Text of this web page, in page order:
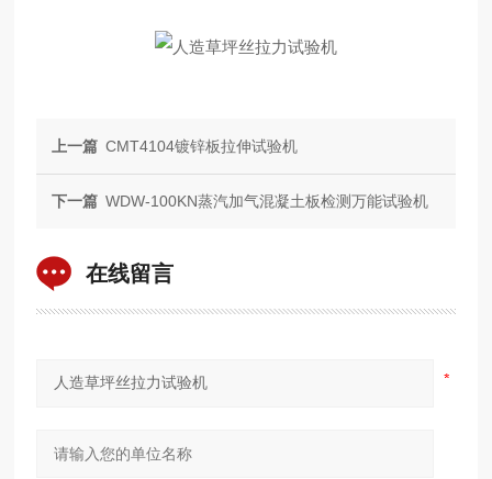
上一篇 CMT4104镀锌板拉伸试验机
下一篇 WDW-100KN蒸汽加气混凝土板检测万能试验机
在线留言